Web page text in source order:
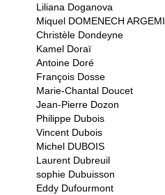
Liliana Doganova
Miquel DOMENECH ARGEMI
Christèle Dondeyne
Kamel Doraï
Antoine Doré
François Dosse
Marie-Chantal Doucet
Jean-Pierre Dozon
Philippe Dubois
Vincent Dubois
Michel DUBOIS
Laurent Dubreuil
sophie Dubuisson
Eddy Dufourmont